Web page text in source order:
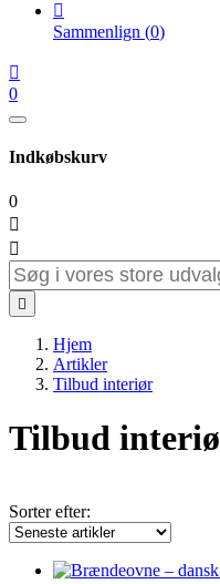

Sammenlign (0)

0
Indkøbskurv
0



Hjem
Artikler
Tilbud interiør
Tilbud
Sorter efter: